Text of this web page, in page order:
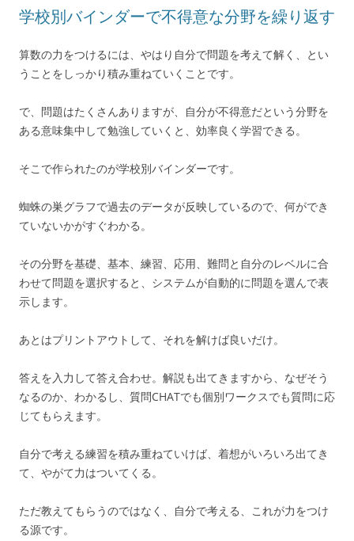
学校別バインダーで不得意な分野を繰り返す
算数の力をつけるには、やはり自分で問題を考えて解く、とい
うことをしっかり積み重ねていくことです。
で、問題はたくさんありますが、自分が不得意だという分野を
ある意味集中して勉強していくと、効率良く学習できる。
そこで作られたのが学校別バインダーです。
蜘蛛の巣グラフで過去のデータが反映しているので、何ができ
ていないかがすぐわかる。
その分野を基礎、基本、練習、応用、難問と自分のレベルに合
わせて問題を選択すると、システムが自動的に問題を選んで表
示します。
あとはプリントアウトして、それを解けば良いだけ。
答えを入力して答え合わせ。解説も出てきますから、なぜそう
なるのか、わかるし、質問CHATでも個別ワークスでも質問に応
じてもらえます。
自分で考える練習を積み重ねていけば、着想がいろいろ出てき
て、やがて力はついてくる。
ただ教えてもらうのではなく、自分で考える、これが力をつけ
る源です。